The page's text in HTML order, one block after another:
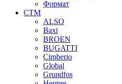
Формат
СТМ
ALSO
Baxi
BROEN
BUGATTI
Cimberio
Global
Grundfos